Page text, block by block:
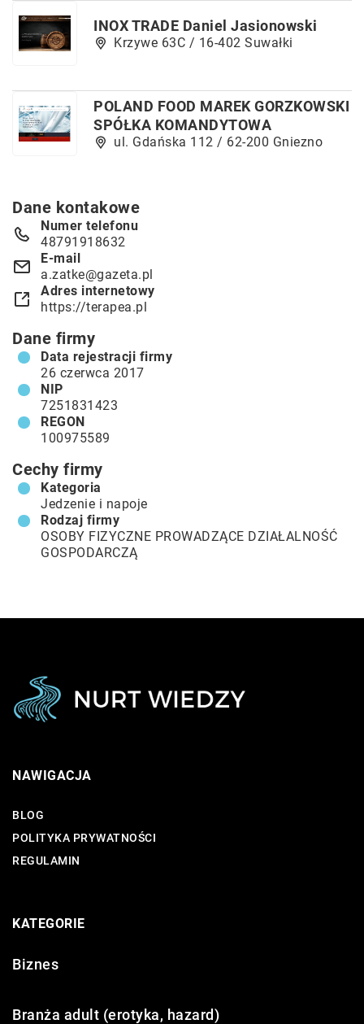
INOX TRADE Daniel Jasionowski
Krzywe 63C / 16-402 Suwałki
POLAND FOOD MAREK GORZKOWSKI
SPÓŁKA KOMANDYTOWA
ul. Gdańska 112 / 62-200 Gniezno
Dane kontakowe
Numer telefonu
48791918632
E-mail
a.zatke@gazeta.pl
Adres internetowy
https://terapea.pl
Dane firmy
Data rejestracji firmy
26 czerwca 2017
NIP
7251831423
REGON
100975589
Cechy firmy
Kategoria
Jedzenie i napoje
Rodzaj firmy
OSOBY FIZYCZNE PROWADZĄCE DZIAŁALNOŚĆ
GOSPODARCZĄ
NAWIGACJA
BLOG
POLITYKA PRYWATNOŚCI
REGULAMIN
KATEGORIE
Biznes
Branża adult (erotyka, hazard)